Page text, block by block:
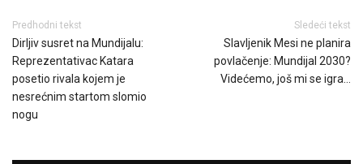
Predhodni tekst
Dirljiv susret na Mundijalu:
Reprezentativac Katara
posetio rivala kojem je
nesrećnim startom slomio
nogu
Sledeći tekst
Slavljenik Mesi ne planira
povlačenje: Mundijal 2030?
Videćemo, još mi se igra…